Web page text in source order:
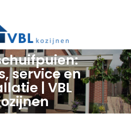
service en
| VBL